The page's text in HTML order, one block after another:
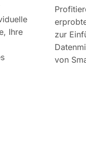
Ihre
zur
von